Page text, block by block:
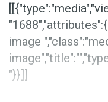
Skrivtips
Bokrecensioner
Kviss
Podden
image
"}}]]